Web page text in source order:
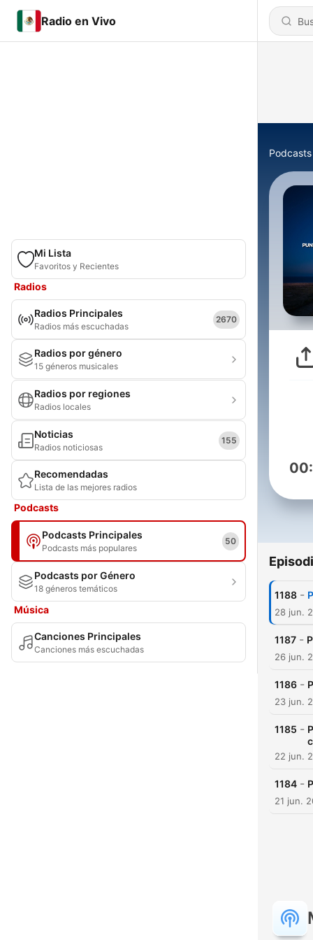
Radio en Vivo
Mi Lista
Favoritos y Recientes
Radios
Radios Principales
Radios más escuchadas
2670
Radios por género
15 géneros musicales
Radios por regiones
Radios locales
Noticias
Radios noticiosas
155
Recomendadas
Lista de las mejores radios
Podcasts
Podcasts Principales
Podcasts más populares
50
Podcasts por Género
18 géneros temáticos
Música
Canciones Principales
Canciones más escuchadas
Podcasts
1188 -
28 jun.
1187 -
26 jun.
1186 -
23 jun.
1185 -
22 jun.
1184 -
21 jun.